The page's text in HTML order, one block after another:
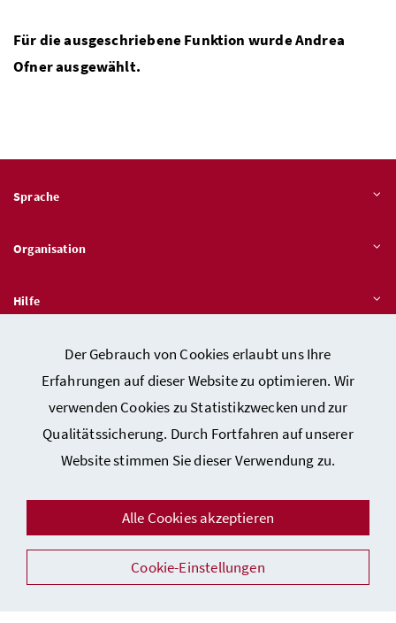
Der Gebrauch von Cookies erlaubt uns Ihre
Erfahrungen auf dieser Website zu optimieren. Wir
verwenden Cookies zu Statistikzwecken und zur
Qualitätssicherung. Durch Fortfahren auf unserer
Website stimmen Sie dieser Verwendung zu.
Alle Cookies akzeptieren
Cookie-Einstellungen
Für die ausgeschriebene Funktion wurde Andrea
Ofner ausgewählt.
Sprache
Organisation
Hilfe
Quicklinks
Barrierefreiheitserklärung
Datenschutz
Sicherheit